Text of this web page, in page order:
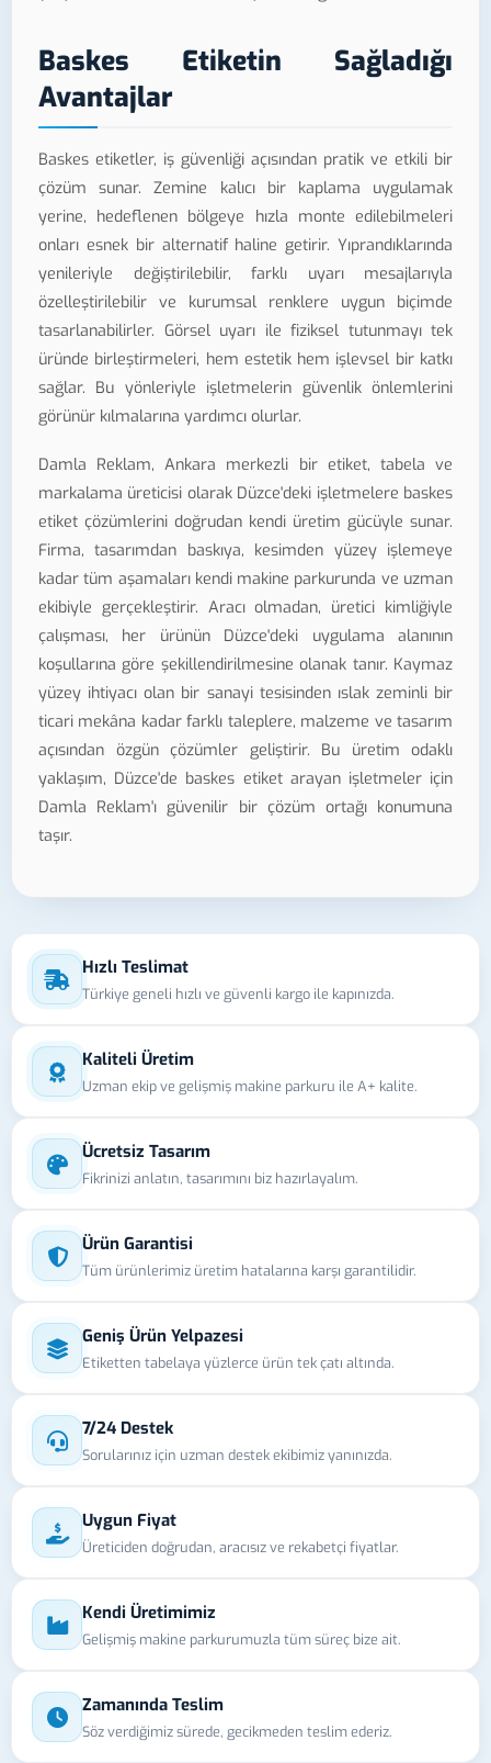
Baskes Etiketin Sağladığı
Avantajlar
Baskes etiketler, iş güvenliği açısından pratik ve etkili bir
çözüm sunar. Zemine kalıcı bir kaplama uygulamak
yerine, hedeflenen bölgeye hızla monte edilebilmeleri
onları esnek bir alternatif haline getirir. Yıprandıklarında
yenileriyle değiştirilebilir, farklı uyarı mesajlarıyla
özelleştirilebilir ve kurumsal renklere uygun biçimde
tasarlanabilirler. Görsel uyarı ile fiziksel tutunmayı tek
üründe birleştirmeleri, hem estetik hem işlevsel bir katkı
sağlar. Bu yönleriyle işletmelerin güvenlik önlemlerini
görünür kılmalarına yardımcı olurlar.
Damla Reklam, Ankara merkezli bir etiket, tabela ve
markalama üreticisi olarak Düzce'deki işletmelere baskes
etiket çözümlerini doğrudan kendi üretim gücüyle sunar.
Firma, tasarımdan baskıya, kesimden yüzey işlemeye
kadar tüm aşamaları kendi makine parkurunda ve uzman
ekibiyle gerçekleştirir. Aracı olmadan, üretici kimliğiyle
çalışması, her ürünün Düzce'deki uygulama alanının
koşullarına göre şekillendirilmesine olanak tanır. Kaymaz
yüzey ihtiyacı olan bir sanayi tesisinden ıslak zeminli bir
ticari mekâna kadar farklı taleplere, malzeme ve tasarım
açısından özgün çözümler geliştirir. Bu üretim odaklı
yaklaşım, Düzce'de baskes etiket arayan işletmeler için
Damla Reklam'ı güvenilir bir çözüm ortağı konumuna
taşır.
Hızlı Teslimat
Türkiye geneli hızlı ve güvenli kargo ile kapınızda.
Kaliteli Üretim
Uzman ekip ve gelişmiş makine parkuru ile A+ kalite.
Ücretsiz Tasarım
Fikrinizi anlatın, tasarımını biz hazırlayalım.
Ürün Garantisi
Tüm ürünlerimiz üretim hatalarına karşı garantilidir.
Geniş Ürün Yelpazesi
Etiketten tabelaya yüzlerce ürün tek çatı altında.
7/24 Destek
Sorularınız için uzman destek ekibimiz yanınızda.
Uygun Fiyat
Üreticiden doğrudan, aracısız ve rekabetçi fiyatlar.
Kendi Üretimimiz
Gelişmiş makine parkurumuzla tüm süreç bize ait.
Zamanında Teslim
Söz verdiğimiz sürede, gecikmeden teslim ederiz.